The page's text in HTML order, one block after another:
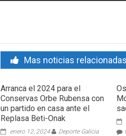
Mas noticias relacionadas
Arranca el 2024 para el
Conservas Orbe Rubensa con
un partido en casa ante el
Replasa Beti-Onak
enero 12, 2024
Deporte Galicia